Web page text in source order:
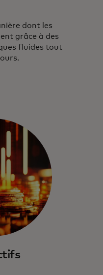
dont les
grâce à des
fluides tout